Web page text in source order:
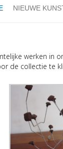
NIEUWE
werken in
de collectie te